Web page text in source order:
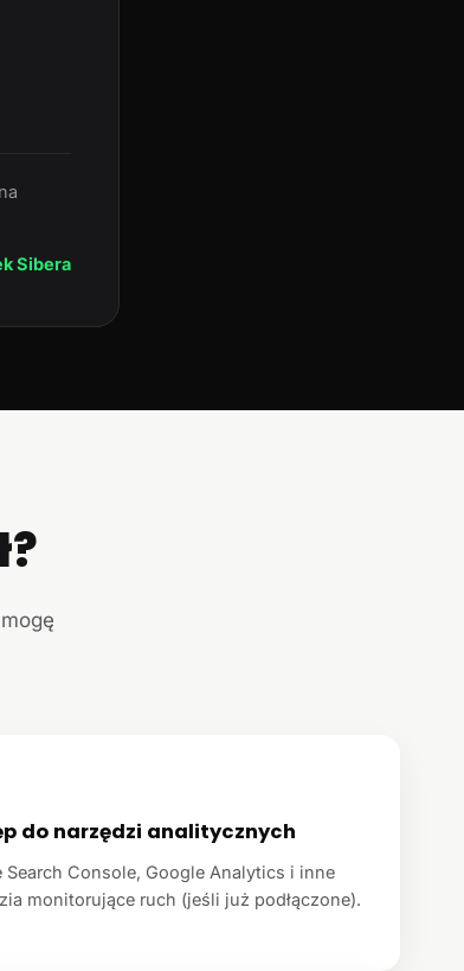
Sibera
do narzędzi analitycznych
Search Console, Google Analytics i inne
monitorujące ruch (jeśli już podłączone).